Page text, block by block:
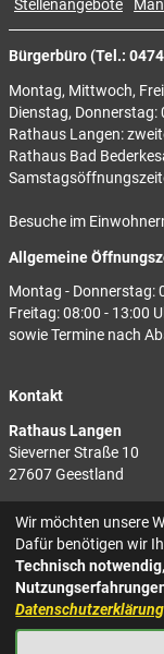
Bürgerbüro (Tel.:
Montag, Mittwoch,
Dienstag, Donnerstag:
Rathaus Langen:
Rathaus Bad
Besuche im
Allgemeine
Montag - Donnerstag:
Freitag: 08:00 - 13:00
sowie Termine nach
Kontakt
Rathaus Langen
Sieverner Straße 10
27607 Geestland
Rathaus Bad
Am Markt 8
27624 Geestland
Tel.: 04743 937-2300
Stellenangebote
Wir möchten unsere
Dafür benötigen wir
Technisch
Datenschutzerklärung